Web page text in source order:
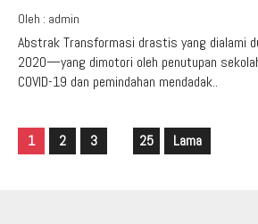
Oleh : admin
Abstrak Transformasi drastis yang dialami
2020—yang dimotori oleh penutupan
COVID-19 dan pemindahan mendadak..
1 2 3 25 Lama